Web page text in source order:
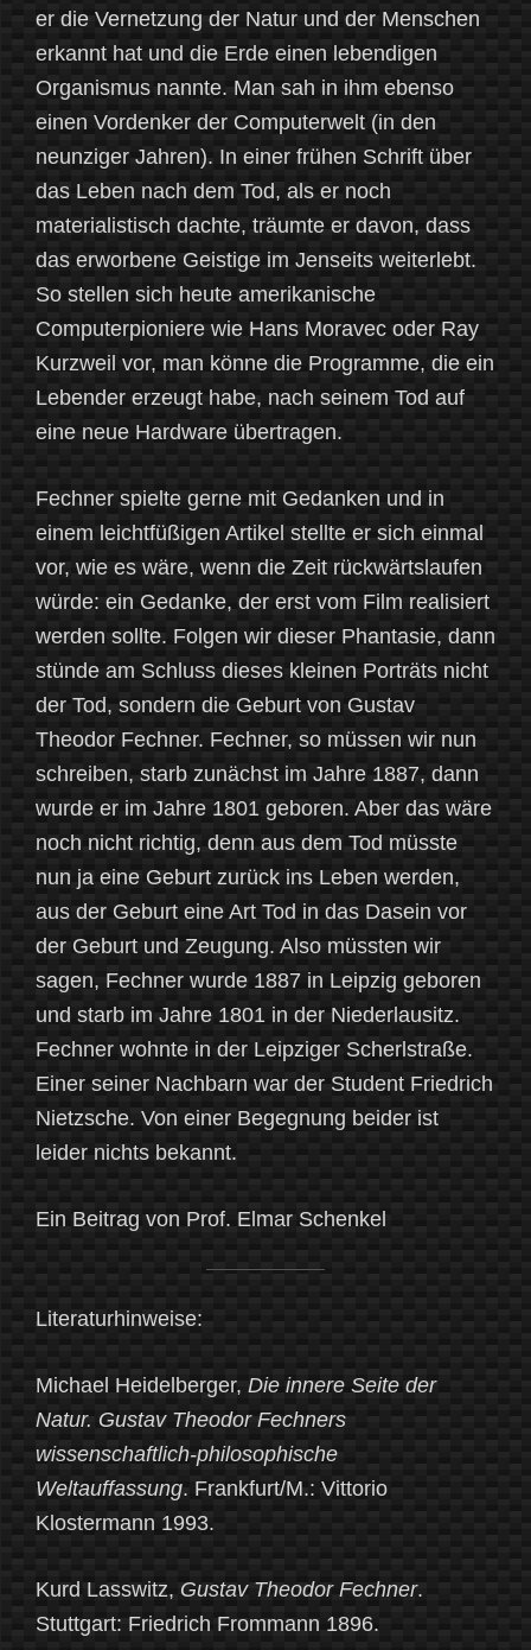
er die Vernetzung der Natur und der Menschen
erkannt hat und die Erde einen lebendigen
Organismus nannte. Man sah in ihm ebenso
einen Vordenker der Computerwelt (in den
neunziger Jahren). In einer frühen Schrift über
das Leben nach dem Tod, als er noch
materialistisch dachte, träumte er davon, dass
das erworbene Geistige im Jenseits weiterlebt.
So stellen sich heute amerikanische
Computerpioniere wie Hans Moravec oder Ray
Kurzweil vor, man könne die Programme, die ein
Lebender erzeugt habe, nach seinem Tod auf
eine neue Hardware übertragen.
Fechner spielte gerne mit Gedanken und in
einem leichtfüßigen Artikel stellte er sich einmal
vor, wie es wäre, wenn die Zeit rückwärtslaufen
würde: ein Gedanke, der erst vom Film realisiert
werden sollte. Folgen wir dieser Phantasie, dann
stünde am Schluss dieses kleinen Porträts nicht
der Tod, sondern die Geburt von Gustav
Theodor Fechner. Fechner, so müssen wir nun
schreiben, starb zunächst im Jahre 1887, dann
wurde er im Jahre 1801 geboren. Aber das wäre
noch nicht richtig, denn aus dem Tod müsste
nun ja eine Geburt zurück ins Leben werden,
aus der Geburt eine Art Tod in das Dasein vor
der Geburt und Zeugung. Also müssten wir
sagen, Fechner wurde 1887 in Leipzig geboren
und starb im Jahre 1801 in der Niederlausitz.
Fechner wohnte in der Leipziger Scherlstraße.
Einer seiner Nachbarn war der Student Friedrich
Nietzsche. Von einer Begegnung beider ist
leider nichts bekannt.
Ein Beitrag von Prof. Elmar Schenkel
Literaturhinweise:
Michael Heidelberger, Die innere Seite der
Natur. Gustav Theodor Fechners
wissenschaftlich-philosophische
Weltauffassung. Frankfurt/M.: Vittorio
Klostermann 1993.
Kurd Lasswitz, Gustav Theodor Fechner.
Stuttgart: Friedrich Frommann 1896.